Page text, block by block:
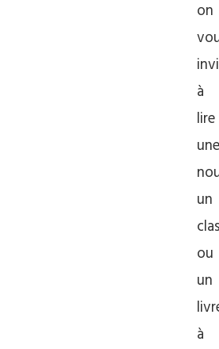
on
à
lire
une
un
ou
un
à